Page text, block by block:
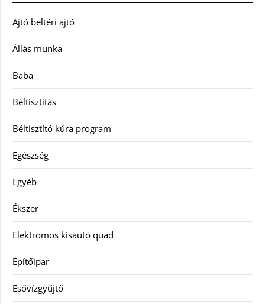
Ajtó beltéri ajtó
Állás munka
Baba
Béltisztítás
Béltisztító kúra program
Egészség
Egyéb
Ékszer
Elektromos kisautó quad
Építőipar
Esővízgyűjtő